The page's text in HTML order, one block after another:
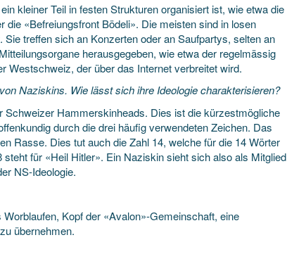
kleiner Teil in festen Strukturen organisiert ist, wie etwa die
«Befreiungsfront Bödeli». Die meisten sind in losen
treffen sich an Konzerten oder an Saufpartys, selten an
herausgegeben, wie etwa der regelmässig
Westschweiz, der über das Internet verbreitet wird.
Naziskins. Wie lässt sich ihre Ideologie charakterisieren?
Hammerskinheads. Dies ist die kürzestmögliche
durch die drei häufig verwendeten Zeichen. Das
Rasse. Dies tut auch die Zahl 14, welche für die 14 Wörter
für «Heil Hitler». Ein Naziskin sieht sich also als Mitglied
NS-Ideologie.
Kopf der «Avalon»-Gemeinschaft, eine
übernehmen.